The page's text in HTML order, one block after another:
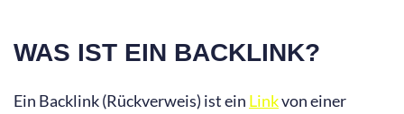
WAS IST EIN BACKLINK?
Ein Backlink (Rückverweis) ist ein Linkvon einer